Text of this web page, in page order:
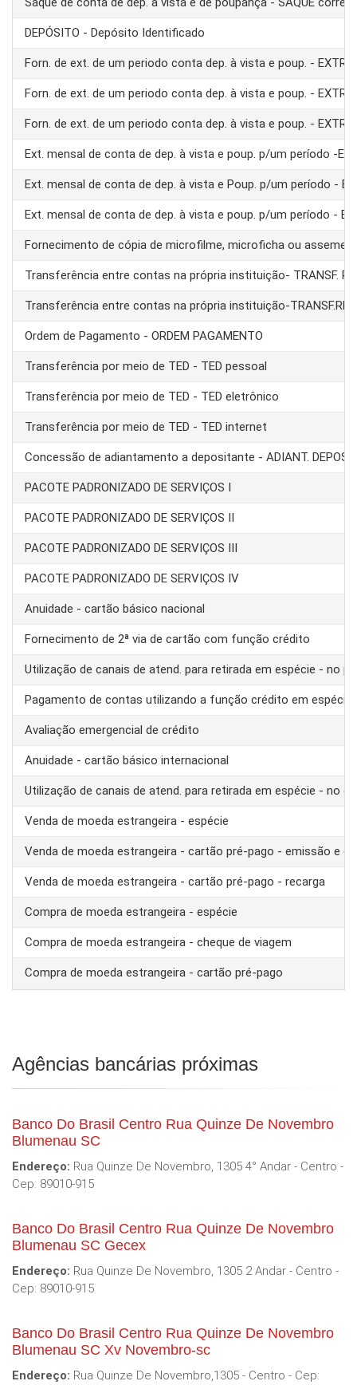
DEPÓSITO - Depósito Identificado
Forn. de ext. de um periodo conta dep. à vista e poup. -
Forn. de ext. de um periodo conta dep. à vista e poup. -
Forn. de ext. de um periodo conta dep. à vista e poup. -
Ext. mensal de conta de dep. à vista e poup. p/um período -
Ext. mensal de conta de dep. à vista e Poup. p/um período -
Ext. mensal de conta de dep. à vista e poup. p/um período -
Fornecimento de cópia de microfilme, microficha ou
Transferência entre contas na própria instituição- TRANSF.
Transferência entre contas na própria instituição-
Ordem de Pagamento - ORDEM PAGAMENTO
Transferência por meio de TED - TED pessoal
Transferência por meio de TED - TED eletrônico
Transferência por meio de TED - TED internet
Concessão de adiantamento a depositante - ADIANT.
PACOTE PADRONIZADO DE SERVIÇOS I
PACOTE PADRONIZADO DE SERVIÇOS II
PACOTE PADRONIZADO DE SERVIÇOS III
PACOTE PADRONIZADO DE SERVIÇOS IV
Anuidade - cartão básico nacional
Fornecimento de 2ª via de cartão com função crédito
Utilização de canais de atend. para retirada em espécie - no
Pagamento de contas utilizando a função crédito em espécie
Avaliação emergencial de crédito
Anuidade - cartão básico internacional
Utilização de canais de atend. para retirada em espécie - no
Venda de moeda estrangeira - espécie
Venda de moeda estrangeira - cartão pré-pago - emissão e
Venda de moeda estrangeira - cartão pré-pago - recarga
Compra de moeda estrangeira - espécie
Compra de moeda estrangeira - cheque de viagem
Compra de moeda estrangeira - cartão pré-pago
Agências bancárias próximas
Banco Do Brasil Centro Rua Quinze De Novembro
Blumenau SC
Endereço: Rua Quinze De Novembro, 1305 4° Andar - Centro -
Cep: 89010-915
Banco Do Brasil Centro Rua Quinze De Novembro
Blumenau SC Gecex
Endereço: Rua Quinze De Novembro, 1305 2 Andar - Centro -
Cep: 89010-915
Banco Do Brasil Centro Rua Quinze De Novembro
Blumenau SC Xv Novembro-sc
Endereço: Rua Quinze De Novembro,1305 - Centro - Cep: